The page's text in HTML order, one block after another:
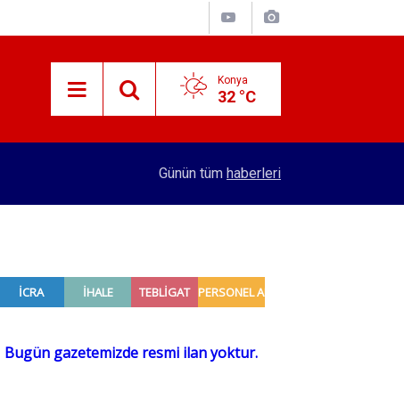
Konya
32 °C
Küresel gıda fiyatlarında yükseliş
Günün tüm haberleri